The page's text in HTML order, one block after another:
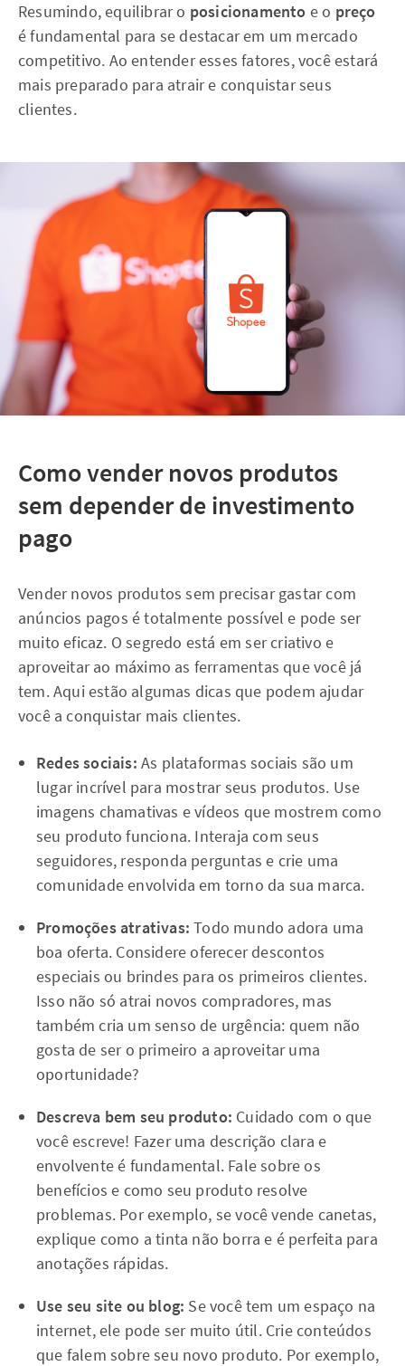
Resumindo, equilibrar o posicionamento e o preço
é fundamental para se destacar em um mercado
competitivo. Ao entender esses fatores, você estará
mais preparado para atrair e conquistar seus
clientes.
Como vender novos produtos
sem depender de investimento
pago
Vender novos produtos sem precisar gastar com
anúncios pagos é totalmente possível e pode ser
muito eficaz. O segredo está em ser criativo e
aproveitar ao máximo as ferramentas que você já
tem. Aqui estão algumas dicas que podem ajudar
você a conquistar mais clientes.
Redes sociais: As plataformas sociais são um
lugar incrível para mostrar seus produtos. Use
imagens chamativas e vídeos que mostrem como
seu produto funciona. Interaja com seus
seguidores, responda perguntas e crie uma
comunidade envolvida em torno da sua marca.
Promoções atrativas: Todo mundo adora uma
boa oferta. Considere oferecer descontos
especiais ou brindes para os primeiros clientes.
Isso não só atrai novos compradores, mas
também cria um senso de urgência: quem não
gosta de ser o primeiro a aproveitar uma
oportunidade?
Descreva bem seu produto: Cuidado com o que
você escreve! Fazer uma descrição clara e
envolvente é fundamental. Fale sobre os
benefícios e como seu produto resolve
problemas. Por exemplo, se você vende canetas,
explique como a tinta não borra e é perfeita para
anotações rápidas.
Use seu site ou blog: Se você tem um espaço na
internet, ele pode ser muito útil. Crie conteúdos
que falem sobre seu novo produto. Por exemplo,